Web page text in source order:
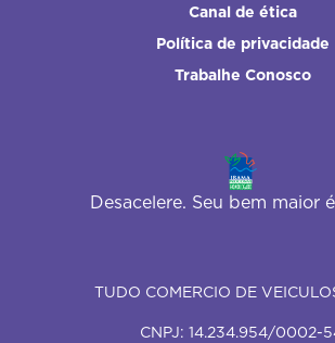
Canal de ética
Política de privacidade
Trabalhe Conosco
Desacelere. Seu bem maior
TUDO COMERCIO DE
CNPJ: 14.234.954/0002-